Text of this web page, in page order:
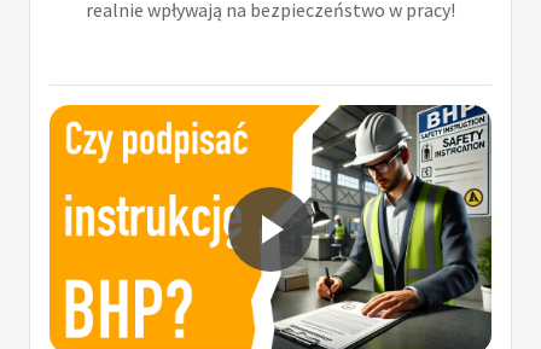
realnie wpływają na bezpieczeństwo w pracy!